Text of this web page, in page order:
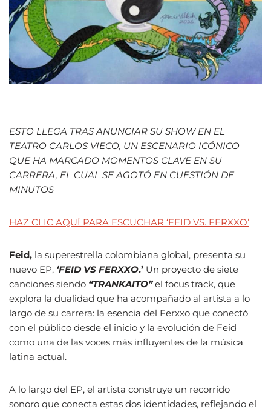
ESTO LLEGA TRAS ANUNCIAR SU SHOW EN EL
TEATRO CARLOS VIECO, UN ESCENARIO ICÓNICO
QUE HA MARCADO MOMENTOS CLAVE EN SU
CARRERA, EL CUAL SE AGOTÓ EN CUESTIÓN DE
MINUTOS
HAZ CLIC AQUÍ PARA ESCUCHAR ‘FEID VS. FERXXO’
Feid, la superestrella colombiana global, presenta su
nuevo EP, ‘FEID VS FERXXO.’ Un proyecto de siete
canciones siendo “TRANKAITO”el focus track, que
explora la dualidad que ha acompañado al artista a lo
largo de su carrera: la esencia del Ferxxo que conectó
con el público desde el inicio y la evolución de Feid
como una de las voces más influyentes de la música
latina actual.
A lo largo del EP, el artista construye un recorrido
sonoro que conecta estas dos identidades, reflejando el